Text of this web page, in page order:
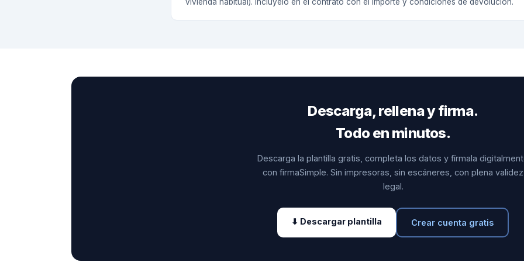
Descarga, rellena y firma.
Todo en minutos.
Descarga la plantilla gratis, completa los datos y fírmala
con firmaSimple. Sin impresoras, sin escáneres, con plena validez
legal.
⬇ Descargar plantilla Crear cuenta gratis